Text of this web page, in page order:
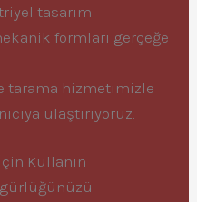
tasarım
formları gerçeğe
tarama hizmetimizle
ulaştırıyoruz.
Kullanın